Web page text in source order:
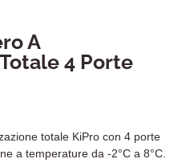
A
4 Porte
totale KiPro con 4 porte
a temperature da -2°C a 8°C.